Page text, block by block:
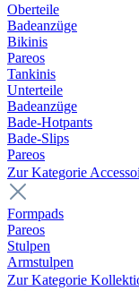
Oberteile
Badeanzüge
Bikinis
Pareos
Tankinis
Unterteile
Badeanzüge
Bade-Hotpants
Bade-Slips
Pareos
Zur Kategorie
Formpads
Pareos
Stulpen
Armstulpen
Zur Kategorie